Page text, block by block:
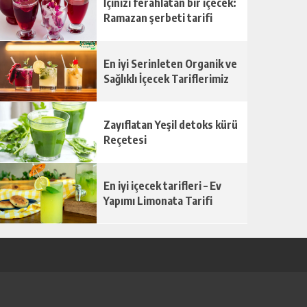
İçinizi ferahlatan bir içecek:
Ramazan şerbeti tarifi
En iyi Serinleten Organik ve
Sağlıklı İçecek Tariflerimiz
Zayıflatan Yeşil detoks kürü
Reçetesi
En iyi içecek tarifleri – Ev
Yapımı Limonata Tarifi